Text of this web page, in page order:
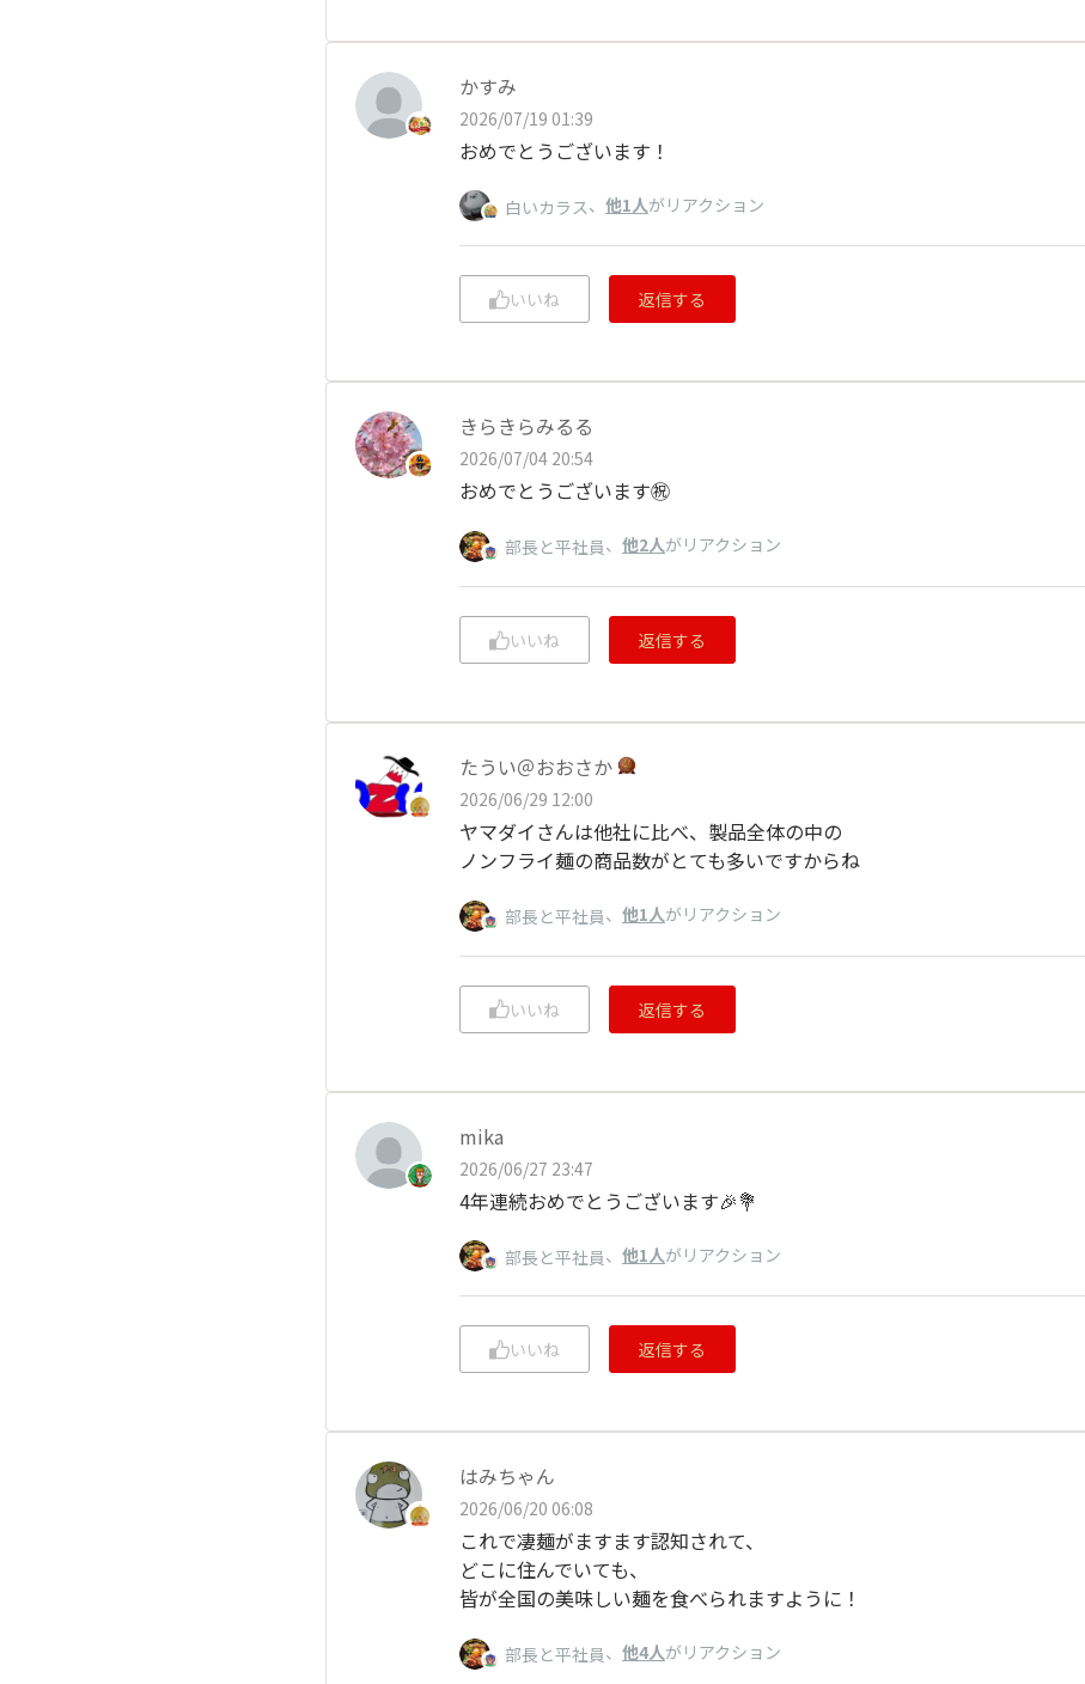
かすみ
2026/07/19 01:39
おめでとうございます！
白いカラス、 他1人がリアクション
いいね 返信する
きらきらみるる
2026/07/04 20:54
おめでとうございます㊗️
部長と平社員、 他2人がリアクション
いいね 返信する
たうい＠おおさか
2026/06/29 12:00
ヤマダイさんは他社に比べ、製品全体の中の
ノンフライ麺の商品数がとても多いですからね
部長と平社員、 他1人がリアクション
いいね 返信する
mika
2026/06/27 23:47
4年連続おめでとうございます🎉💐
部長と平社員、 他1人がリアクション
いいね 返信する
はみちゃん
2026/06/20 06:08
これで凄麺がますます認知されて、
どこに住んでいても、
皆が全国の美味しい麺を食べられますように！
部長と平社員、 他4人がリアクション